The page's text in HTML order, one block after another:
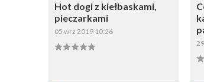
Hot dogi z kiełbaskami,
pieczarkami
05 wrz 2019 10:26